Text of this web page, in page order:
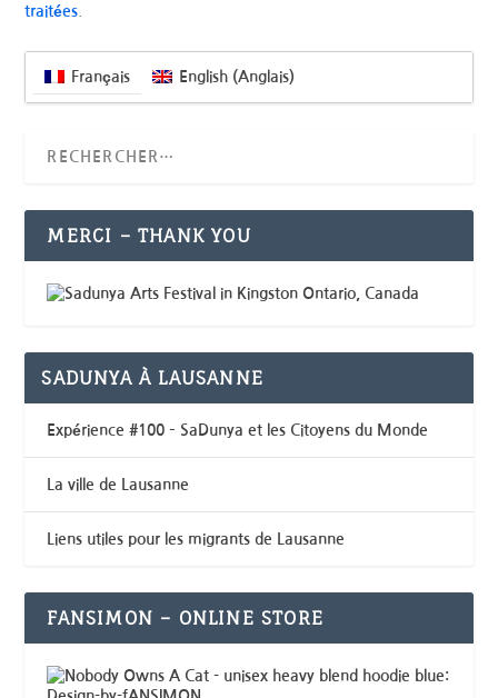
traitées
Français English(Anglais)
MERCI – THANK YOU
SADUNYA À LAUSANNE
Expérience #100 – SaDunya et les Citoyens du Monde
La ville de Lausanne
Liens utiles pour les migrants de Lausanne
FANSIMON – ONLINE STORE